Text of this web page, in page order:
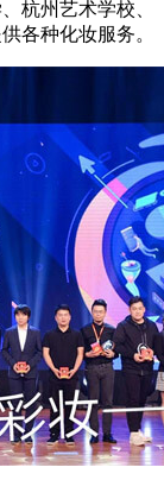
杭州艺术学校、
各种化妆服务。